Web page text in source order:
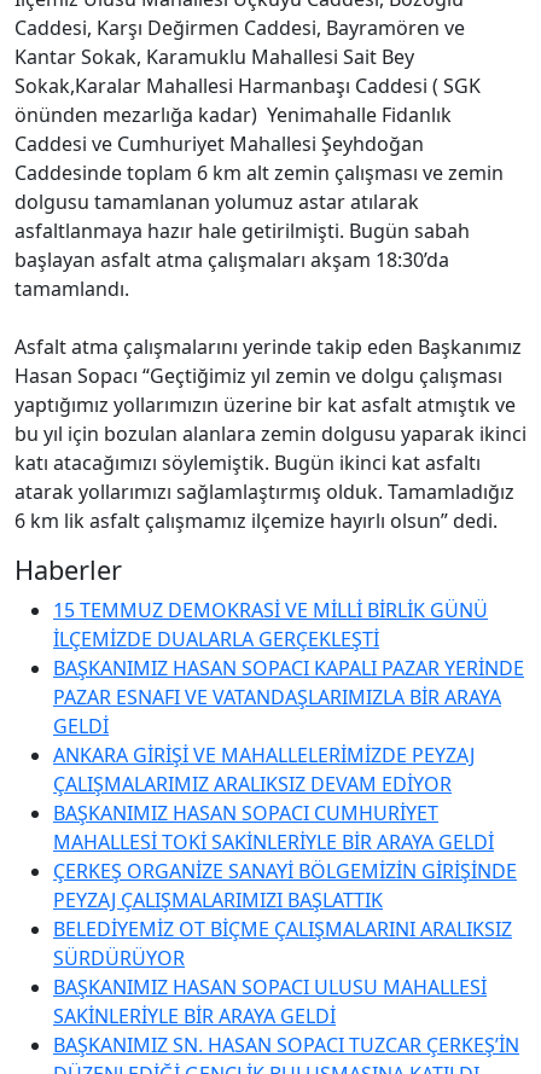
Haberler
15 TEMMUZ DEMOKRASİ VE MİLLİ BİRLİK GÜNÜ
İLÇEMİZDE DUALARLA GERÇEKLEŞTİ
BAŞKANIMIZ HASAN SOPACI KAPALI PAZAR YERİNDE
PAZAR ESNAFI VE VATANDAŞLARIMIZLA BİR ARAYA
GELDİ
ANKARA GİRİŞİ VE MAHALLELERİMİZDE PEYZAJ
ÇALIŞMALARIMIZ ARALIKSIZ DEVAM EDİYOR
BAŞKANIMIZ HASAN SOPACI CUMHURİYET
MAHALLESİ TOKİ SAKİNLERİYLE BİR ARAYA GELDİ
ÇERKEŞ ORGANİZE SANAYİ BÖLGEMİZİN GİRİŞİNDE
PEYZAJ ÇALIŞMALARIMIZI BAŞLATTIK
BELEDİYEMİZ OT BİÇME ÇALIŞMALARINI ARALIKSIZ
SÜRDÜRÜYOR
BAŞKANIMIZ HASAN SOPACI ULUSU MAHALLESİ
SAKİNLERİYLE BİR ARAYA GELDİ
BAŞKANIMIZ SN. HASAN SOPACI TUZCAR ÇERKEŞ’İN
Caddesi, Karşı Değirmen Caddesi, Bayramören ve
Kantar Sokak, Karamuklu Mahallesi Sait Bey
Sokak,Karalar Mahallesi Harmanbaşı Caddesi ( SGK
önünden mezarlığa kadar) Yenimahalle Fidanlık
Caddesi ve Cumhuriyet Mahallesi Şeyhdoğan
Caddesinde toplam 6 km alt zemin çalışması ve zemin
dolgusu tamamlanan yolumuz astar atılarak
asfaltlanmaya hazır hale getirilmişti. Bugün sabah
başlayan asfalt atma çalışmaları akşam 18:30’da
tamamlandı.
Asfalt atma çalışmalarını yerinde takip eden Başkanımız
Hasan Sopacı “Geçtiğimiz yıl zemin ve dolgu çalışması
yaptığımız yollarımızın üzerine bir kat asfalt atmıştık ve
bu yıl için bozulan alanlara zemin dolgusu yaparak ikinci
katı atacağımızı söylemiştik. Bugün ikinci kat asfaltı
atarak yollarımızı sağlamlaştırmış olduk. Tamamladığız
6 km lik asfalt çalışmamız ilçemize hayırlı olsun” dedi.